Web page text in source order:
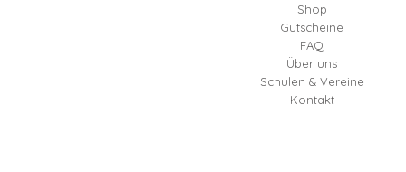
Shop
Gutscheine
FAQ
Über uns
Schulen & Vereine
Kontakt